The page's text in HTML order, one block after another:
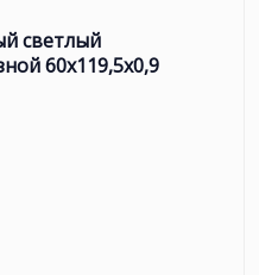
светлый
60x119,5x0,9